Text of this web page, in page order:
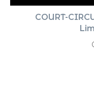
COURT-